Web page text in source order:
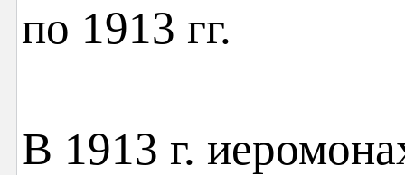
по 1913 гг.
В 1913 г.